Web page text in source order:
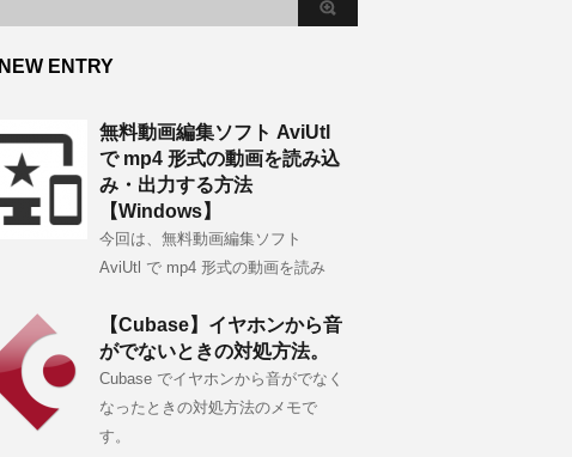
NEW ENTRY
無料動画編集ソフト AviUtl
で mp4 形式の動画を読み込
み・出力する方法
【Windows】
今回は、無料動画編集ソフト
AviUtl で mp4 形式の動画を読み
【Cubase】イヤホンから音
がでないときの対処方法。
Cubase でイヤホンから音がでなく
なったときの対処方法のメモで
す。